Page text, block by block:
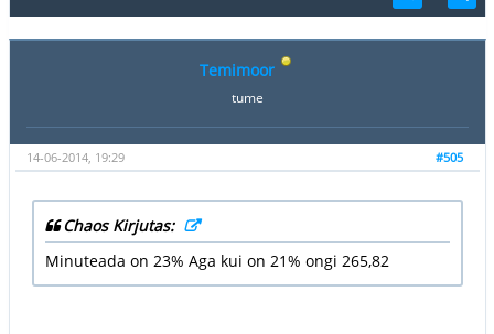
Temimoor
tume
#505
14-06-2014, 19:29
Chaos Kirjutas:
Minuteada on 23% Aga kui on 21% ongi 265,82